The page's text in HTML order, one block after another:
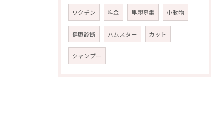
ワクチン 料金 里親募集 小動物
健康診断 ハムスター カット
シャンプー